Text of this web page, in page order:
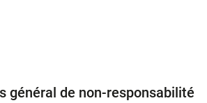
général de non-responsabilité